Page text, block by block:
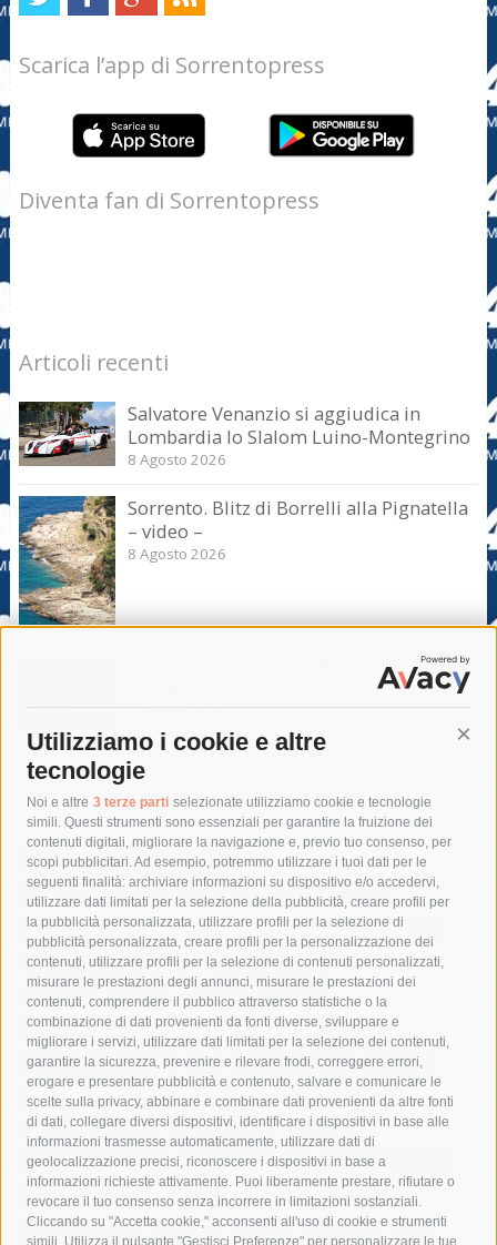
Utilizziamo i cookie e altre
tecnologie
Noi e altre 3 terze parti selezionate utilizziamo cookie e tecnologie
simili. Questi strumenti sono essenziali per garantire la fruizione dei
contenuti digitali, migliorare la navigazione e, previo tuo consenso, per
scopi pubblicitari. Ad esempio, potremmo utilizzare i tuoi dati per le
seguenti finalità: archiviare informazioni su dispositivo e/o accedervi,
utilizzare dati limitati per la selezione della pubblicità, creare profili per
la pubblicità personalizzata, utilizzare profili per la selezione di
pubblicità personalizzata, creare profili per la personalizzazione dei
contenuti, utilizzare profili per la selezione di contenuti personalizzati,
misurare le prestazioni degli annunci, misurare le prestazioni dei
contenuti, comprendere il pubblico attraverso statistiche o la
combinazione di dati provenienti da fonti diverse, sviluppare e
migliorare i servizi, utilizzare dati limitati per la selezione dei contenuti,
garantire la sicurezza, prevenire e rilevare frodi, correggere errori,
erogare e presentare pubblicità e contenuto, salvare e comunicare le
scelte sulla privacy, abbinare e combinare dati provenienti da altre fonti
di dati, collegare diversi dispositivi, identificare i dispositivi in base alle
informazioni trasmesse automaticamente, utilizzare dati di
geolocalizzazione precisi, riconoscere i dispositivi in base a
informazioni richieste attivamente. Puoi liberamente prestare, rifiutare o
revocare il tuo consenso senza incorrere in limitazioni sostanziali.
Cliccando su "Accetta cookie," acconsenti all'uso di cookie e strumenti
simili. Utilizza il pulsante "Gestisci Preferenze" per personalizzare le tue
Scarica l’app di Sorrentopress
Diventa fan di Sorrentopress
Articoli recenti
Salvatore Venanzio si aggiudica in
Lombardia lo Slalom Luino-Montegrino
8 Agosto 2026
Sorrento. Blitz di Borrelli alla Pignatella
– video –
8 Agosto 2026
Sorrento. Le denunce: Bivacchi e rifiuti
8 Agosto 2026
Tag
acqua allerta meteo
anas
area marina protetta di punta campanella
arresto
Asl Napoli 3 sud
capitaneria di porto capri
carabinieri
castellammare di stabia
circumvesuviana
comune di sorrento
concerto
contagi
costiera amalfitana
covid-19 eav
elezioni
fondazione sorrento
gori guardia costiera
incidente
lavori
lorenzo balducelli mare
massa lubrense
massimo coppola
Meta napoli
ordinanza
penisola sorrentina
piano di sorrento
polizia municipale
protezione civile
Regione Campania
sant'agnello
sindaco cuomo
sorrento studenti temporali treni